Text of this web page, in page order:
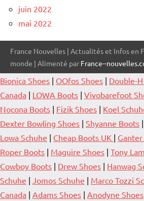
juin 2022
mai 2022
France Nouvelles | Actualités et Infos en
monde | Alimenté par France--
Bionica Shoes | OOfos Shoes | Double-
Canada | LOWA Boots | Vivobarefoot
Nocona Boots | Fizik Shoes | Koel
Dexter Bowling Shoes | Shyanne Boots |
Lowa Schuhe | Cheap Boots UK | Ganter
Roper Boots | Maguire Shoes | Tony
Cowboy Boots | Drew Shoes | Hanwag
Schuhe | Jomos Schuhe | Marco Tozzi
Canada | Adams Shoes | Anodyne Shoes